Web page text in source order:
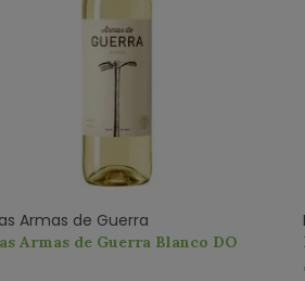
Armas de Guerra
Armas de Guerra Blanco DO